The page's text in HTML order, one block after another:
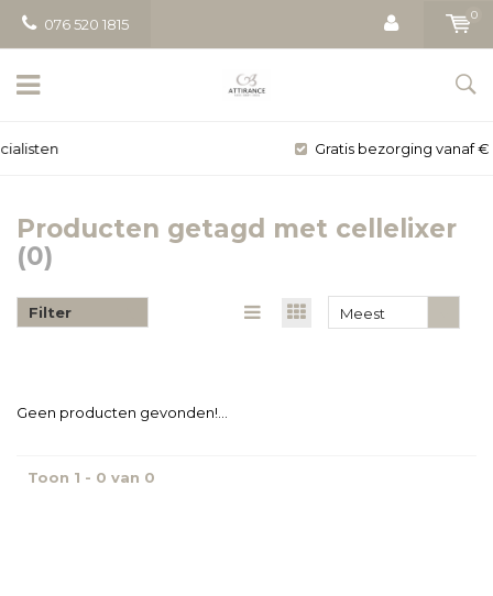
076 520 1815
0
Gratis bezorging vanaf € 50
Producten getagd met cellelixer
(0)
Filter
Meest
Geen producten gevonden!...
Toon 1 - 0 van 0